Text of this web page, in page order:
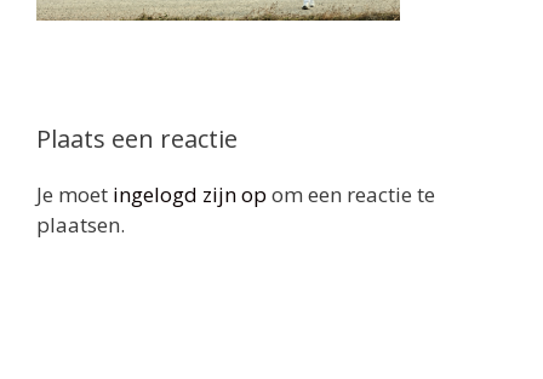
Plaats een reactie
Je moet ingelogd zijn op om een reactie te
plaatsen.